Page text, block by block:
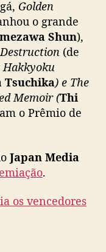
l
g
a
v
e
n
c
e
d
e
s
Golden
o grande
Shun),
Destruction (de
Hakkyoku
Tsuchika) e The
Memoir (Thi
o Prêmio de
Japan Media
.
os vencedores